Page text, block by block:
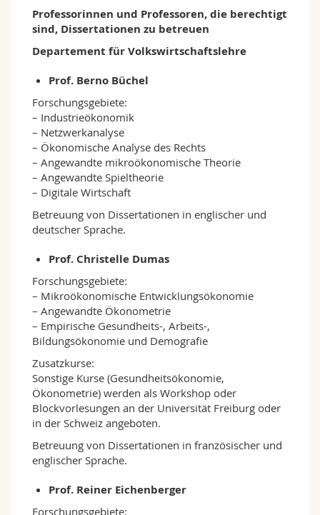
Professorinnen und Professoren, die berechtigt
sind, Dissertationen zu betreuen
Departement für Volkswirtschaftslehre
Prof. Berno Büchel
Forschungsgebiete:
– Industrieökonomik
– Netzwerkanalyse
– Ökonomische Analyse des Rechts
– Angewandte mikroökonomische Theorie
– Angewandte Spieltheorie
– Digitale Wirtschaft
Betreuung von Dissertationen in englischer und
deutscher Sprache.
Prof. Christelle Dumas
Forschungsgebiete:
– Mikroökonomische Entwicklungsökonomie
– Angewandte Ökonometrie
– Empirische Gesundheits-, Arbeits-,
Bildungsökonomie und Demografie
Zusatzkurse:
Sonstige Kurse (Gesundheitsökonomie,
Ökonometrie) werden als Workshop oder
Blockvorlesungen an der Universität Freiburg oder
in der Schweiz angeboten.
Betreuung von Dissertationen in französischer und
englischer Sprache.
Prof. Reiner Eichenberger
Forschungsgebiete: